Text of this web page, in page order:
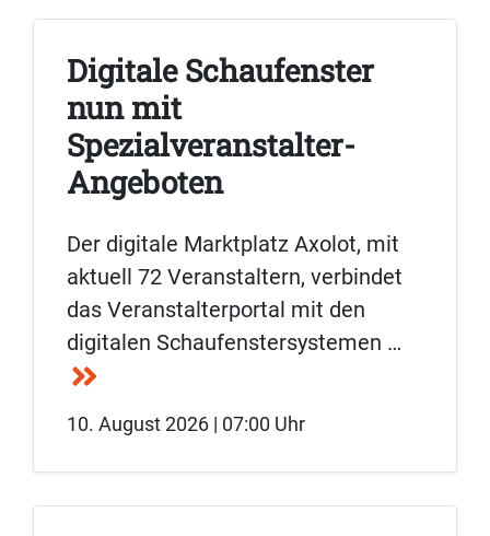
Digitale Schaufenster
nun mit
Spezialveranstalter-
Angeboten
Der digitale Marktplatz Axolot, mit
aktuell 72 Veranstaltern, verbindet
das Veranstalterportal mit den
digitalen Schaufenstersystemen …
10. August 2026 | 07:00 Uhr